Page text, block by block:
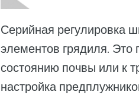
Серийная регулировка
элементов грядиля. Это
состоянию почвы или к
настройка